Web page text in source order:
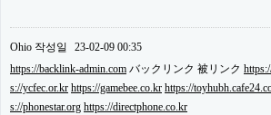
Ohio 작성일
23-02-09 00:35
https://backlink-admin.com バックリンク 被リンク
s://ycfec.or.kr https://gamebee.co.kr https://
s://phonestar.org https://directphone.co.kr